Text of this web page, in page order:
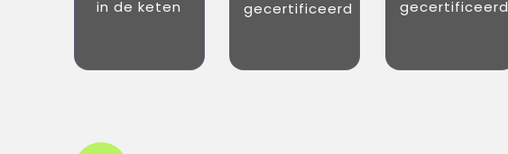
in de keten
gecertificeerd
gecertificeerd